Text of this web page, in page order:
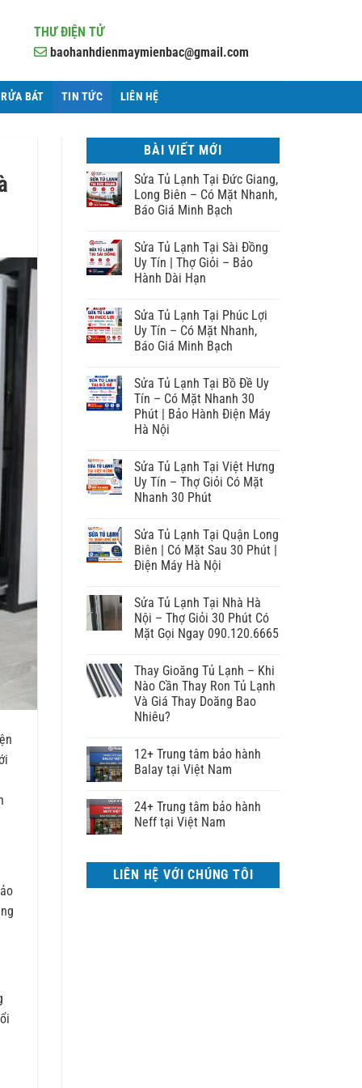
THƯ ĐIỆN TỬ
baohanhdienmaymienbac@gmail.com
BÁT TIN TỨC LIÊN HỆ
BÀI VIẾT MỚI
Sửa Tủ Lạnh Tại Đức Giang,
Long Biên – Có Mặt Nhanh,
Báo Giá Minh Bạch
Sửa Tủ Lạnh Tại Sài Đồng
Uy Tín | Thợ Giỏi – Bảo
Hành Dài Hạn
Sửa Tủ Lạnh Tại Phúc Lợi
Uy Tín – Có Mặt Nhanh,
Báo Giá Minh Bạch
Sửa Tủ Lạnh Tại Bồ Đề Uy
Tín – Có Mặt Nhanh 30
Phút | Bảo Hành Điện Máy
Hà Nội
Sửa Tủ Lạnh Tại Việt Hưng
Uy Tín – Thợ Giỏi Có Mặt
Nhanh 30 Phút
Sửa Tủ Lạnh Tại Quận Long
Biên | Có Mặt Sau 30 Phút |
Điện Máy Hà Nội
Sửa Tủ Lạnh Tại Nhà Hà
Nội – Thợ Giỏi 30 Phút Có
Mặt Gọi Ngay 090.120.6665
Thay Gioăng Tủ Lạnh – Khi
Nào Cần Thay Ron Tủ Lạnh
Và Giá Thay Doăng Bao
Nhiêu?
12+ Trung tâm bảo hành
Balay tại Việt Nam
24+ Trung tâm bảo hành
Neff tại Việt Nam
LIÊN HỆ VỚI CHÚNG TÔI